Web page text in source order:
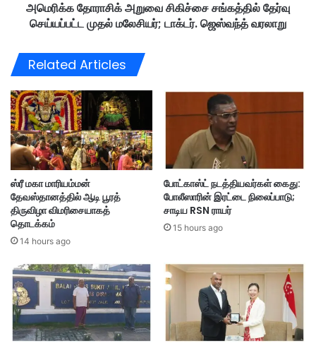
பி
ன்
அ
வ
ச
ர
ஆ
லோ
ச
னை
க்
கூ
ட்
ம்
இ
று
தி
மு
கி
சை
ச
ங்
க
த்
தி
ல்
தே
ர்
வு
செ
ய
ப்
ப
ட்
ட
அமெரிக்க தோராசிக் அறுவை சிகிச்சை சங்கத்தில் தேர்வு
செய்யப்பட்ட முதல் மலேசியர்; டாக்டர். ஜெஸ்வந்த் வரலாறு
Related Articles
ஸ்ரீ மகா மாரியம்மன்
தேவஸ்தானத்தில் ஆடி பூரத்
திருவிழா விமரிசையாகத்
தொடக்கம்
14 hours ago
போட்காஸ்ட் நடத்தியவர்கள் கைது:
போலீஸாரின் இரட்டை நிலைப்பாடு;
சாடிய RSN ராயர்
15 hours ago